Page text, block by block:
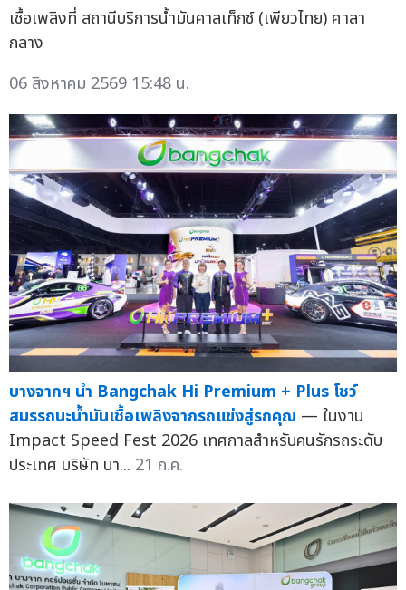
เชื้อเพลิงที่ สถานีบริการน้ำมันคาลเท็กซ์ (เพียวไทย) ศาลา
กลาง
06 สิงหาคม 2569 15:48 น.
บางจากฯ นำ Bangchak Hi Premium + Plus โชว์
สมรรถนะน้ำมันเชื้อเพลิงจากรถแข่งสู่รถคุณ — ในงาน
Impact Speed Fest 2026 เทศกาลสำหรับคนรักรถระดับ
ประเทศ บริษัท บา... 21 ก.ค.